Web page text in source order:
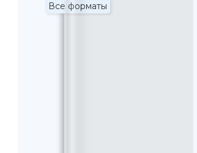
Все форматы